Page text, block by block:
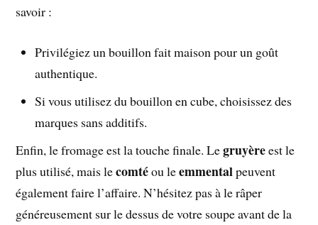
savoir :
Privilégiez un bouillon fait maison pour un goût
authentique.
Si vous utilisez du bouillon en cube, choisissez des
marques sans additifs.
Enfin, le fromage est la touche finale. Legruyèreest le
plus utilisé, mais lecomtéou leemmentalpeuvent
également faire l’affaire. N’hésitez pas à le râper
généreusement sur le dessus de votre soupe avant de la